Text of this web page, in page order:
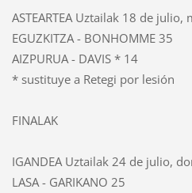
ASTEARTEA Uztailak 18 de julio,
EGUZKITZA - BONHOMME 35
AIZPURUA - DAVIS * 14
* sustituye a Retegi por lesión
FINALAK
IGANDEA Uztailak 24 de julio,
LASA - GARIKANO 25